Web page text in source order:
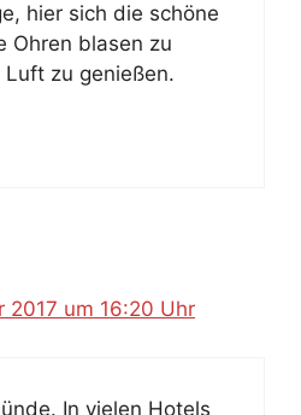
hier sich die schöne
Ohren blasen zu
zu genießen.
2017 um 16:20 Uhr
In vielen Hotels